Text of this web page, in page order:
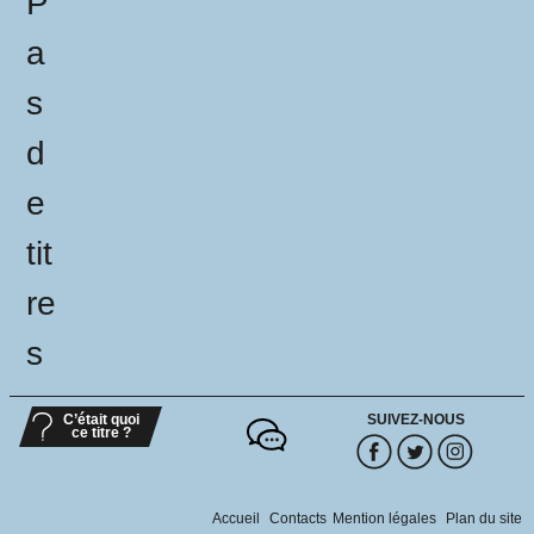
a
s
d
e
tit
re
s
C’était quoi
ce titre ?
SUIVEZ-NOUS
Accueil Contacts Mention légales Plan du site